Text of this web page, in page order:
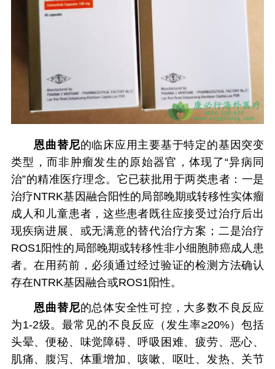
恩曲替尼的临床应用主要基于特定的基因突变
类型，而非肿瘤发生的原始器官，体现了“异病同
治”的精准医疗理念。它已获批用于两类患者：一是
治疗NTRK基因融合阳性的局部晚期或转移性实体瘤
成人和儿童患者，这些患者既往应接受过治疗后出
现疾病进展、或无满意的替代治疗方案；二是治疗
ROS1阳性的局部晚期或转移性非小细胞肺癌成人患
者。在用药前，必须通过经过验证的检测方法确认
存在NTRK基因融合或ROS1阳性。
恩曲替尼的总体安全性可控，大多数不良反应
为1-2级。最常见的不良反应（发生率≥20%）包括
头晕、便秘、味觉障碍、呼吸困难、疲劳、恶心、
肌痛、腹泻、体重增加、咳嗽、呕吐、发热、关节